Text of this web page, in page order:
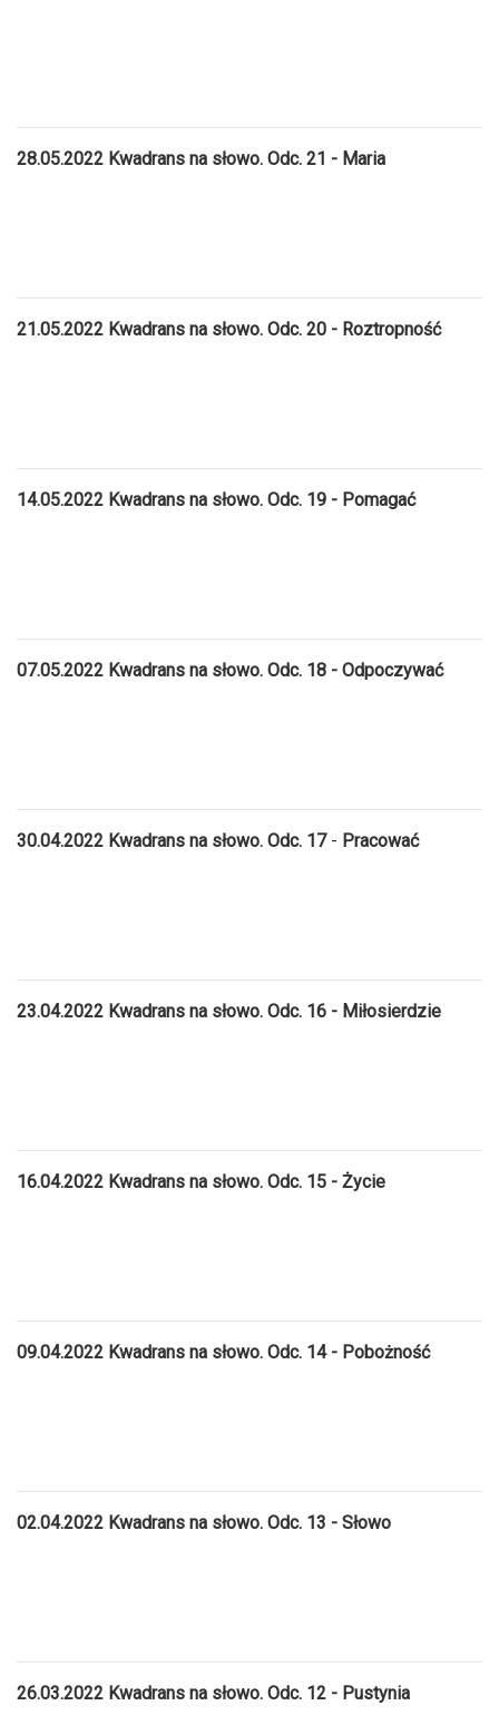
28.05.2022 Kwadrans na słowo. Odc. 21 - Maria
21.05.2022 Kwadrans na słowo. Odc. 20 - Roztropność
14.05.2022 Kwadrans na słowo. Odc. 19 - Pomagać
07.05.2022 Kwadrans na słowo. Odc. 18 - Odpoczywać
30.04.2022 Kwadrans na słowo. Odc. 17- Pracować
23.04.2022 Kwadrans na słowo. Odc. 16 - Miłosierdzie
16.04.2022 Kwadrans na słowo. Odc. 15 - Życie
09.04.2022 Kwadrans na słowo. Odc. 14 - Pobożność
02.04.2022 Kwadrans na słowo. Odc. 13 - Słowo
26.03.2022 Kwadrans na słowo. Odc. 12 - Pustynia